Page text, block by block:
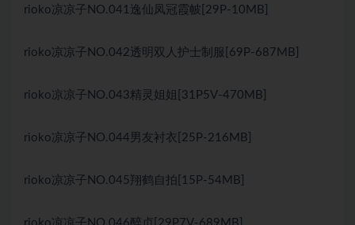
rioko凉凉子NO.041逸仙凤冠霞帔[29P-10MB]
rioko凉凉子NO.042透明双人护士制服[69P-687MB]
rioko凉凉子NO.043精灵姐姐[31P5V-470MB]
rioko凉凉子NO.044男友衬衣[25P-216MB]
rioko凉凉子NO.045翔鹤自拍[15P-54MB]